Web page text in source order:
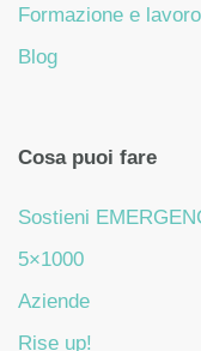
Formazione e lavoro
Blog
Cosa puoi fare
Sostieni
5×1000
Aziende
Rise up!